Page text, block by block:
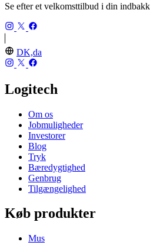
Se efter et velkomsttilbud i din
DK,da
Logitech
Om os
Jobmuligheder
Investorer
Blog
Tryk
Bæredygtighed
Genbrug
Tilgængelighed
Køb produkter
Mus